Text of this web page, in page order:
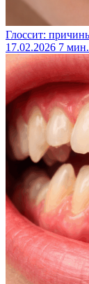
Глоссит:
17.02.2026 7